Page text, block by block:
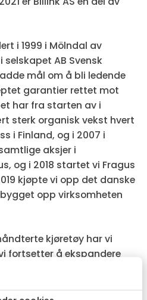
i 1999 i Mölndal av
selskapet AB Svensk
mål om å bli ledende
garantier rettet mot
har fra starten av i
sterk organisk vekst hvert
i Finland, og i 2007 i
aksjer i
og i 2018 startet vi Fragus
kjøpte vi opp det danske
opp virksomheten
kjøretøy har vi
fortsetter å ekspandere
med et stadig bredere